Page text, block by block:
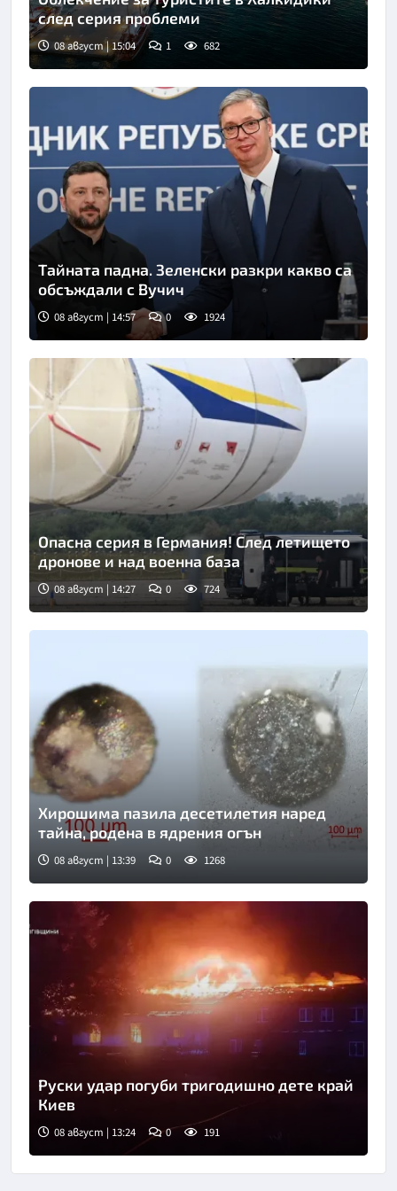
след серия проблеми
08 август | 15:04 1 682
Тайната падна. Зеленски разкри какво са
обсъждали с Вучич
08 август | 14:57 0 1924
Опасна серия в Германия! След летището
дронове и над военна база
08 август | 14:27 0 724
Хирошима пазила десетилетия наред
тайна, родена в ядрения огън
08 август | 13:39 0 1268
Руски удар погуби тригодишно дете край
Киев
08 август | 13:24 0 191